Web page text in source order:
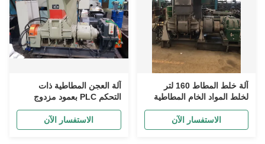
آلة خلط المطاط 160 لتر
لخلط المواد الخام المطاطية
والمواد المضافة
الاستفسار الآن
آلة العجن المطاطية ذات
التحكم PLC بعمود مزدوج
الاستفسار الآن